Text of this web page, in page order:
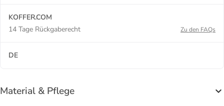
KOFFER.COM
14 Tage Rückgaberecht
Zu den FAQs
DE
Material & Pflege